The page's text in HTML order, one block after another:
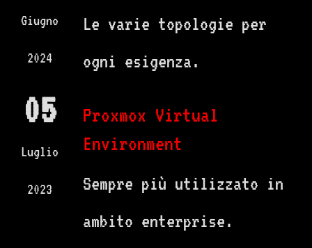
Giugno
2024
Le varie topologie per
ogni esigenza.
05
Luglio
2023
Proxmox Virtual
Environment
Sempre più utilizzato in
ambito enterprise.